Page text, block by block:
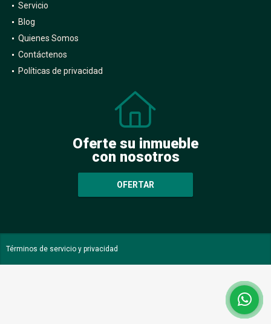
Servicio
Blog
Quienes Somos
Contáctenos
Políticas de privacidad
Oferte su inmueble
con nosotros
OFERTAR
Términos de servicio y privacidad